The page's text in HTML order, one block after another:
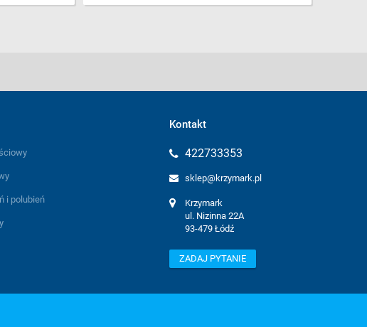
i polubień
Kontakt
422733353
sklep@krzymark.pl
Krzymark
ul. Nizinna 22A
93-479 Łódź
ZADAJ PYTANIE